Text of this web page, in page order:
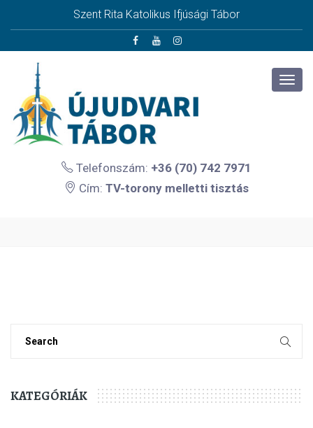
Szent Rita Katolikus Ifjúsági Tábor
Telefonszám: +36 (70) 742 7971
Cím: TV-torony melletti tisztás
KATEGÓRIÁK